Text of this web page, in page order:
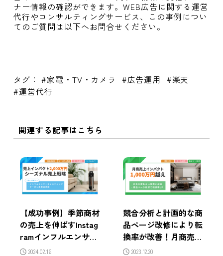
ナー情報の確認ができます。WEB広告に関する運営
代行やコンサルティングサービス、この事例につい
てのご質問は以下へお問合せください。
タグ： 家電・TV・カメラ 広告運用
楽天
運営代行
関連する記事はこちら
【成功事例】季節商材
の売上を伸ばすInstag
ramインフルエンサー
施策｜繁忙期2〜3か月
2024.02.16
競合分析と計画的な商
品ページ改修により転
換率が改善！月商売上
インパクト1,000万円
2023.12.20